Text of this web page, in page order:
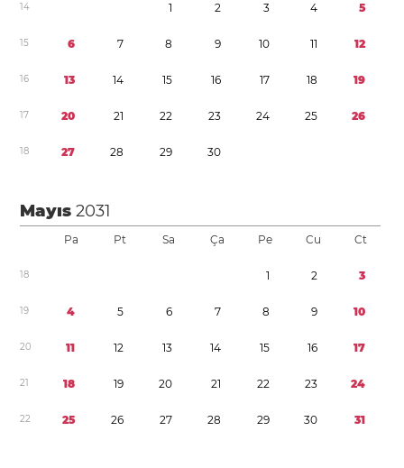
14 1 2 3 4 5
15 6 7 8 9 10 11 12
16 13 14 15 16 17 18 19
17 20 21 22 23 24 25 26
18 27 28 29 30
Mayıs2031
Pa Pt Sa Ça Pe Cu Ct
18 1 2 3
19 4 5 6 7 8 9 10
20 11 12 13 14 15 16 17
21 18 19 20 21 22 23 24
22 25 26 27 28 29 30 31